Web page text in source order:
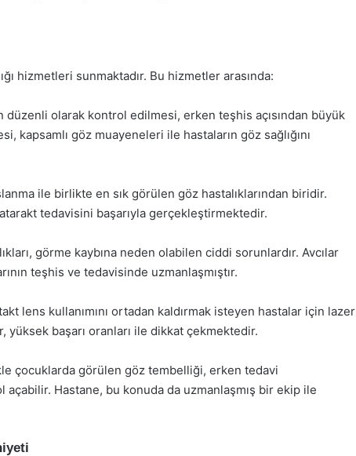
hizmetleri sunmaktadır. Bu hizmetler arasında:
düzenli olarak kontrol edilmesi, erken teşhis açısından büyük
kapsamlı göz muayeneleri ile hastaların göz sağlığını
ile birlikte en sık görülen göz hastalıklarından biridir.
tedavisini başarıyla gerçekleştirmektedir.
görme kaybına neden olabilen ciddi sorunlardır. Avcılar
teşhis ve tedavisinde uzmanlaşmıştır.
lens kullanımını ortadan kaldırmak isteyen hastalar için lazer
yüksek başarı oranları ile dikkat çekmektedir.
çocuklarda görülen göz tembelliği, erken tedavi
açabilir. Hastane, bu konuda da uzmanlaşmış bir ekip ile